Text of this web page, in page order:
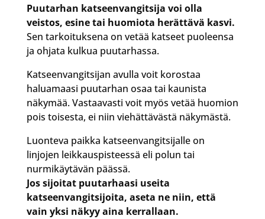
Puutarhan katseenvangitsija voi olla
veistos, esine tai huomiota herättävä kasvi.
Sen tarkoituksena on vetää katseet puoleensa
ja ohjata kulkua puutarhassa.
Katseenvangitsijan avulla voit korostaa
haluamaasi puutarhan osaa tai kaunista
näkymää. Vastaavasti voit myös vetää huomion
pois toisesta, ei niin viehättävästä näkymästä.
Luonteva paikka katseenvangitsijalle on
linjojen leikkauspisteessä eli polun tai
nurmikäytävän päässä.
Jos sijoitat puutarhaasi useita
katseenvangitsijoita, aseta ne niin, että
vain yksi näkyy aina kerrallaan.